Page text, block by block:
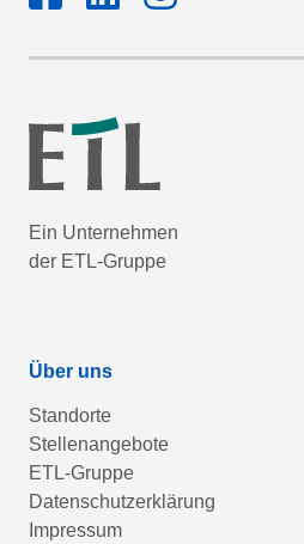
Ein Unternehmen
der ETL-Gruppe
Über uns
Standorte
Stellenangebote
ETL-Gruppe
Datenschutzerklärung
Impressum